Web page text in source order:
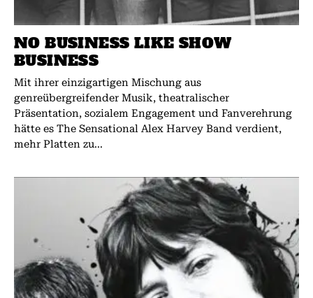
NO BUSINESS LIKE SHOW
BUSINESS
Mit ihrer einzigartigen Mischung aus
genreübergreifender Musik, theatralischer
Präsentation, sozialem Engagement und Fanverehrung
hätte es The Sensational Alex Harvey Band verdient,
mehr Platten zu...